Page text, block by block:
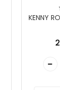
KENNY